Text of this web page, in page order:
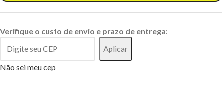
Verifique o custo de envio e prazo de entrega:
Aplicar
Não sei meu cep